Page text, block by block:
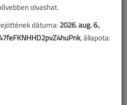
olvashat.
dátuma:2026. aug. 6.,
, állapota: